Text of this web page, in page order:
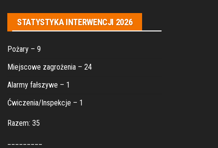
STATYSTYKA INTERWENCJI 2026
Pożary – 9
Miejscowe zagrożenia – 24
Alarmy fałszywe – 1
Ćwiczenia/Inspekcje – 1
Razem: 35